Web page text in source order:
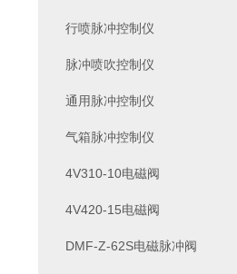
行喷脉冲控制仪
脉冲喷吹控制仪
通用脉冲控制仪
气箱脉冲控制仪
4V310-10电磁阀
4V420-15电磁阀
DMF-Z-62S电磁脉冲阀